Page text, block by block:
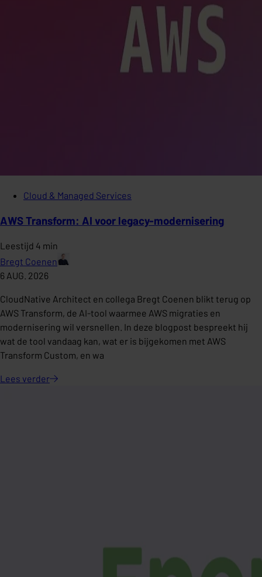
Cloud & Managed Services
AWS Transform: AI voor legacy-modernisering
Leestijd 4 min
Bregt Coenen
6 AUG. 2026
CloudNative Architect en collega Bregt Coenen blikt terug op
AWS Transform, de AI-tool waarmee AWS migraties en
modernisering wil versnellen. In deze blogpost bespreekt hij
wat de tool vandaag kan, wat er is bijgekomen met AWS
Transform Custom, en wa
Lees verder